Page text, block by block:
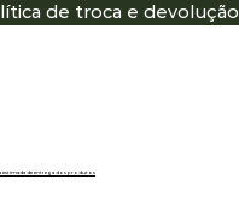
estimada de entrega dos produtos
de troca e devolução